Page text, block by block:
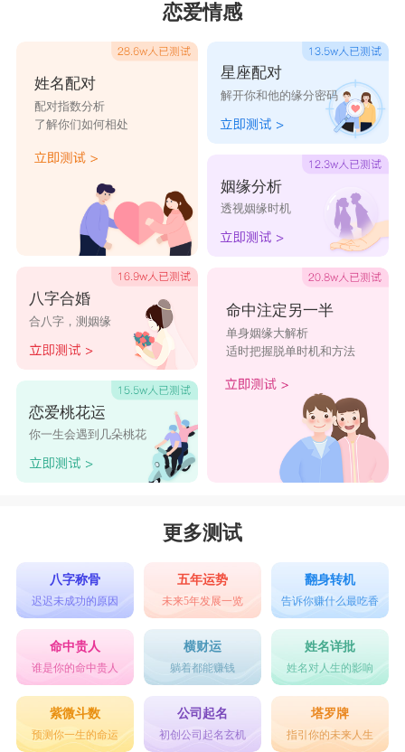
恋爱情感
姓名配对
配对指数分析
了解你们如何相处
八字合婚
合八字，测姻缘
恋爱桃花运
你一生会遇到几朵桃花
星座配对
解开你和他的缘分密码
姻缘分析
透视姻缘时机
命中注定另一半
单身姻缘大解析
适时把握脱单时机和方法
更多测试
八字称骨
迟迟未成功的原因
五年运势
未来5年发展一览
翻身转机
告诉你赚什么最吃香
命中贵人
谁是你的命中贵人
横财运
躺着都能赚钱
姓名详批
姓名对人生的影响
紫微斗数
预测你一生的命运
公司起名
初创公司起名玄机
塔罗牌
指引你的未来人生